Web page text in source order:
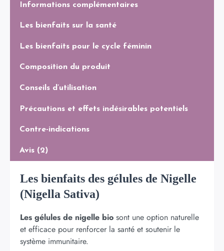
Informations complémentaires
Les bienfaits sur la santé
Les bienfaits pour le cycle féminin
Composition du produit
Conseils d’utilisation
Précautions et effets indésirables potentiels
Contre-indications
Avis (2)
Les bienfaits des gélules de Nigelle
(Nigella Sativa)
Les gélules de nigelle bio sont une option naturelle
et efficace pour renforcer la santé et soutenir le
système immunitaire.